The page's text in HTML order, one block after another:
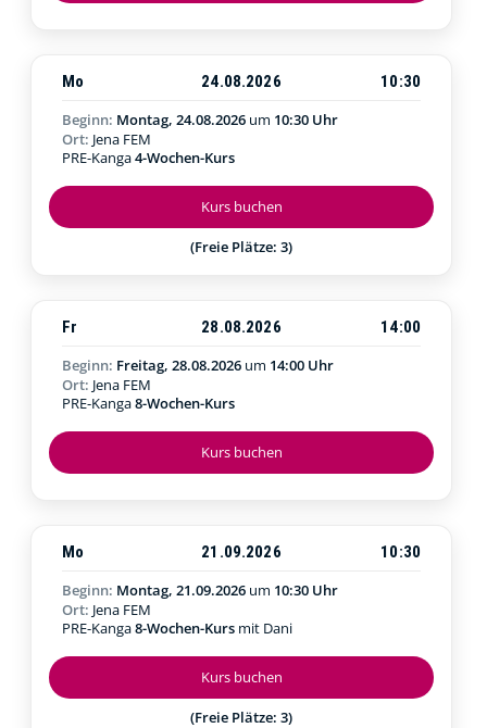
Kurs buchen
(Freie Plätze: 3)
Mo 24.08.2026
10:30
Beginn: Montag, 24.08.2026 um 10:30 Uhr
Ort: Jena FEM
PRE-Kanga4-Wochen-Kurs
Kurs buchen
Fr 28.08.2026
14:00
Beginn: Freitag, 28.08.2026 um 14:00 Uhr
Ort: Jena FEM
PRE-Kanga8-Wochen-Kurs
Kurs buchen
(Freie Plätze: 3)
Mo 21.09.2026
10:30
Beginn: Montag, 21.09.2026 um 10:30 Uhr
Ort: Jena FEM
PRE-Kanga8-Wochen-Kurs mit Dani